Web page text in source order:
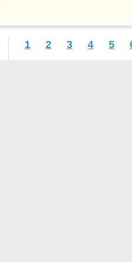
1 2 3 4 5